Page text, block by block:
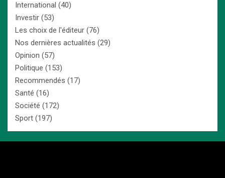
International (40)
Investir (53)
Les choix de l'éditeur (76)
Nos dernières actualités (29)
Opinion (57)
Politique (153)
Recommendés (17)
Santé (16)
Société (172)
Sport (197)